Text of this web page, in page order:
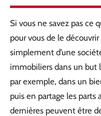
Si vous ne savez pas ce
pour vous de le
simplement d’une
immobiliers dans un but
par exemple, dans un
puis en partage les parts
dernières peuvent être